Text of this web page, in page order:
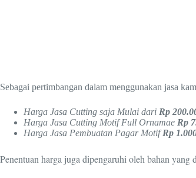
Sebagai pertimbangan dalam menggunakan jasa
Harga Jasa Cutting saja Mulai dari Rp
Harga Jasa Cutting Motif Full Ornamae Rp
Harga Jasa Pembuatan Pagar MotifRp
Penentuan harga juga dipengaruhi oleh bahan